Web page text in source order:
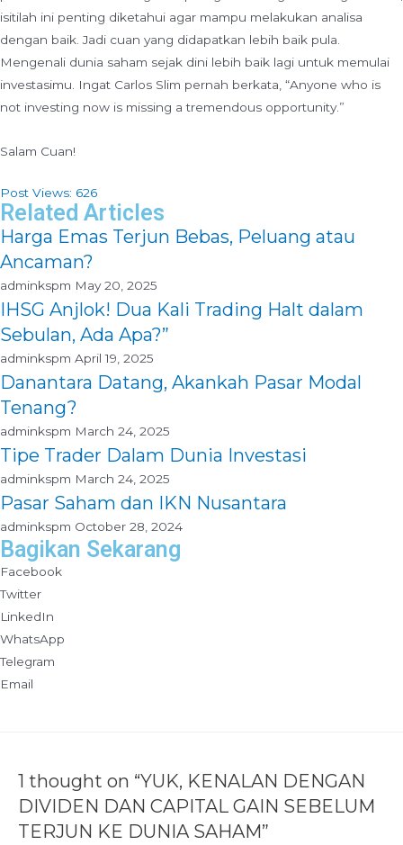
isitilah ini penting diketahui agar mampu melakukan analisa
dengan baik. Jadi cuan yang didapatkan lebih baik pula.
Mengenali dunia saham sejak dini lebih baik lagi untuk memulai
investasimu. Ingat Carlos Slim pernah berkata, “Anyone who is
not investing now is missing a tremendous opportunity.”
Salam Cuan!
Post Views: 626
Related Articles
Harga Emas Terjun Bebas, Peluang atau
Ancaman?
adminkspm May 20, 2025
IHSG Anjlok! Dua Kali Trading Halt dalam
Sebulan, Ada Apa?”
adminkspm April 19, 2025
Danantara Datang, Akankah Pasar Modal
Tenang?
adminkspm March 24, 2025
Tipe Trader Dalam Dunia Investasi
adminkspm March 24, 2025
Pasar Saham dan IKN Nusantara
adminkspm October 28, 2024
Bagikan Sekarang
Facebook
Twitter
LinkedIn
WhatsApp
Telegram
Email
1 thought on “YUK, KENALAN DENGAN
DIVIDEN DAN CAPITAL GAIN SEBELUM
TERJUN KE DUNIA SAHAM”